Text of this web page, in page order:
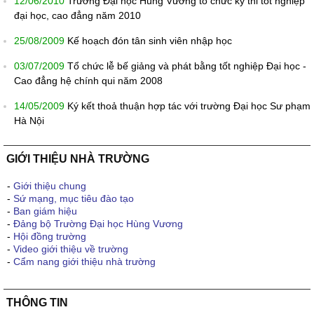
đại học, cao đẳng năm 2010
25/08/2009 Kế hoạch đón tân sinh viên nhập học
03/07/2009 Tổ chức lễ bế giảng và phát bằng tốt nghiệp Đại học -
Cao đẳng hệ chính qui năm 2008
14/05/2009 Ký kết thoả thuận hợp tác với trường Đại học Sư phạm
Hà Nội
GIỚI THIỆU NHÀ TRƯỜNG
- Giới thiệu chung
- Sứ mạng, mục tiêu đào tạo
- Ban giám hiệu
- Đảng bộ Trường Đại học Hùng Vương
- Hội đồng trường
- Video giới thiệu về trường
- Cẩm nang giới thiệu nhà trường
THÔNG TIN